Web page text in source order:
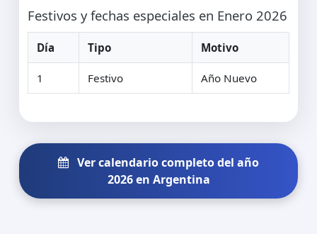
Festivos y fechas especiales en Enero 2026
Día Tipo Motivo
1 Festivo Año Nuevo
Ver calendario completo del año
2026 en Argentina